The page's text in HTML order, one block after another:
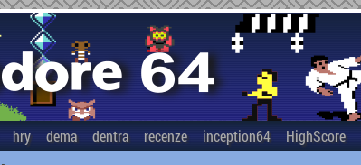
hry dema dentra recenze inception64 HighScore